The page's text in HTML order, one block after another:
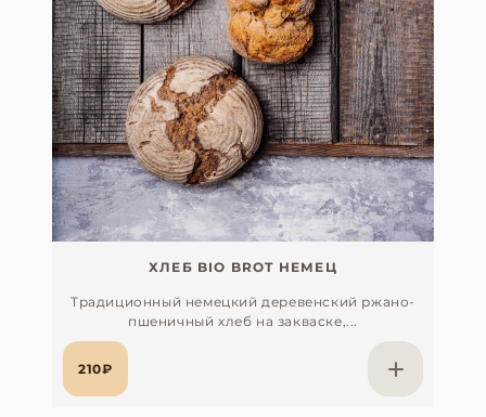
ХЛЕБ BIO BROT НЕМЕЦ
Традиционный немецкий деревенский ржано-
пшеничный хлеб на закваске,...
210₽